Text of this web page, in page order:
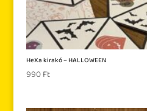
HeXa kirakó – HALLOWEEN
990Ft